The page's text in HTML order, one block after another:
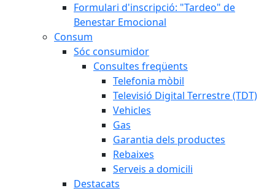
Formulari d'inscripció: "Tardeo" de
Benestar Emocional
Consum
Sóc consumidor
Consultes freqüents
Telefonia mòbil
Televisió Digital Terrestre (TDT)
Vehicles
Gas
Garantia dels productes
Rebaixes
Serveis a domicili
Destacats